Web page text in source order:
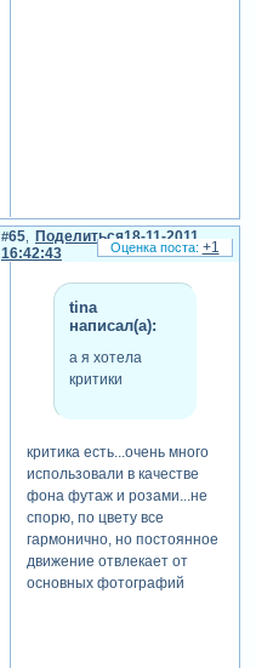
Поделиться
65
18-11-2011
16:42:43
tina
написал(а):
а я хотела
критики
критика есть...очень много
использовали в качестве
фона футаж и розами...не
спорю, по цвету все
гармонично, но постоянное
движение отвлекает от
основных фотографий
+1